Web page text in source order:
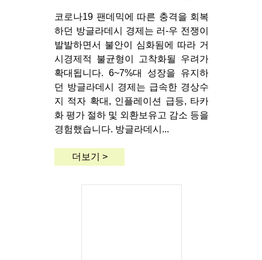
코로나19 팬데믹에 따른 충격을 회복
하던 방글라데시 경제는 러-우 전쟁이
발발하면서 불안이 심화됨에 따라 거
시경제적 불균형이 고착화될 우려가
확대됩니다. 6~7%대 성장을 유지하
던 방글라데시 경제는 급속한 경상수
지 적자 확대, 인플레이션 급등, 타카
화 평가 절하 및 외환보유고 감소 등을
경험했습니다. 방글라데시...
더보기 >